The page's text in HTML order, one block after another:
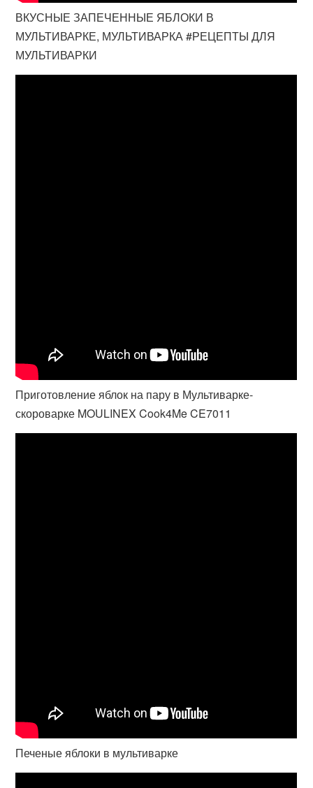
ВКУСНЫЕ ЗАПЕЧЕННЫЕ ЯБЛОКИ В
МУЛЬТИВАРКЕ, МУЛЬТИВАРКА #РЕЦЕПТЫ ДЛЯ
МУЛЬТИВАРКИ
Приготовление яблок на пару в Мультиварке-
скороварке MOULINEX Cook4Me CE7011
Печеные яблоки в мультиварке